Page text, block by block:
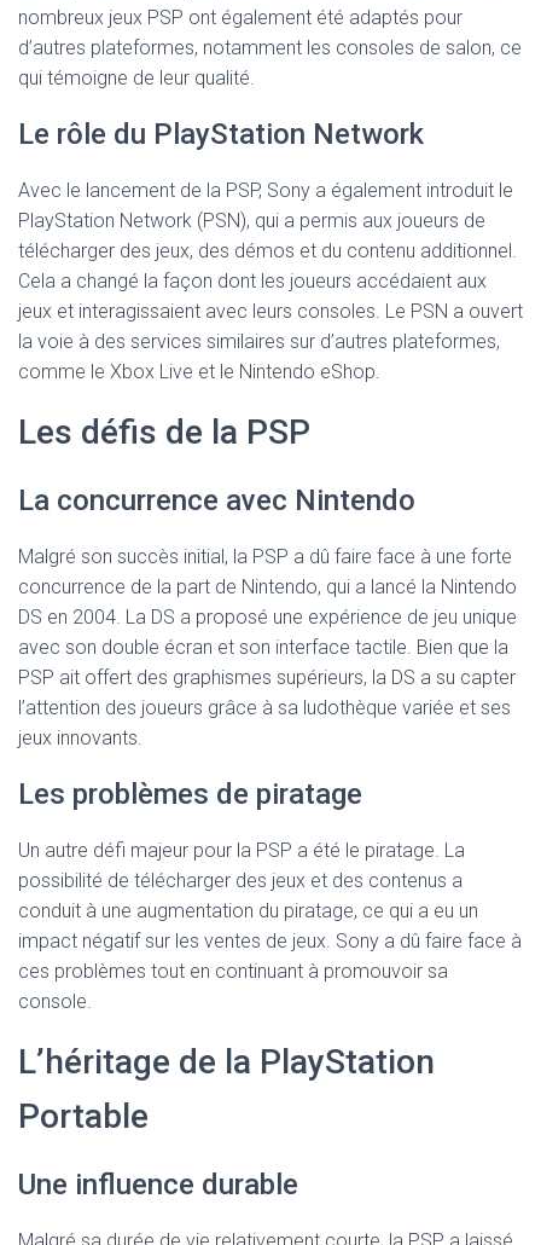
nombreux jeux PSP ont également été adaptés pour
d’autres plateformes, notamment les consoles de salon, ce
qui témoigne de leur qualité.
Le rôle du PlayStation Network
Avec le lancement de la PSP, Sony a également introduit le
PlayStation Network (PSN), qui a permis aux joueurs de
télécharger des jeux, des démos et du contenu additionnel.
Cela a changé la façon dont les joueurs accédaient aux
jeux et interagissaient avec leurs consoles. Le PSN a ouvert
la voie à des services similaires sur d’autres plateformes,
comme le Xbox Live et le Nintendo eShop.
Les défis de la PSP
La concurrence avec Nintendo
Malgré son succès initial, la PSP a dû faire face à une forte
concurrence de la part de Nintendo, qui a lancé la Nintendo
DS en 2004. La DS a proposé une expérience de jeu unique
avec son double écran et son interface tactile. Bien que la
PSP ait offert des graphismes supérieurs, la DS a su capter
l’attention des joueurs grâce à sa ludothèque variée et ses
jeux innovants.
Les problèmes de piratage
Un autre défi majeur pour la PSP a été le piratage. La
possibilité de télécharger des jeux et des contenus a
conduit à une augmentation du piratage, ce qui a eu un
impact négatif sur les ventes de jeux. Sony a dû faire face à
ces problèmes tout en continuant à promouvoir sa
console.
L’héritage de la PlayStation
Portable
Une influence durable